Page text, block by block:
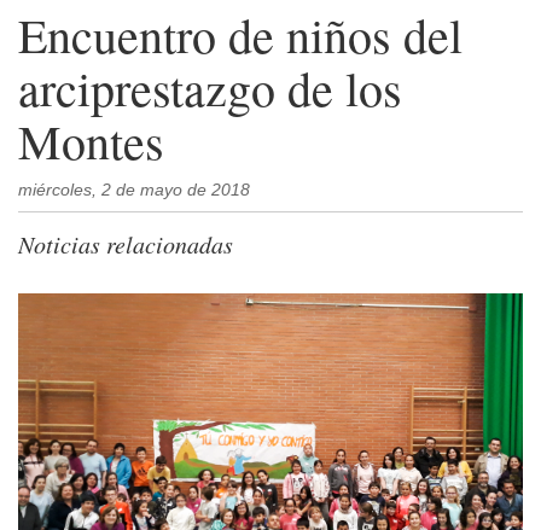
Encuentro de niños del
arciprestazgo de los
Montes
miércoles, 2 de mayo de 2018
Noticias relacionadas